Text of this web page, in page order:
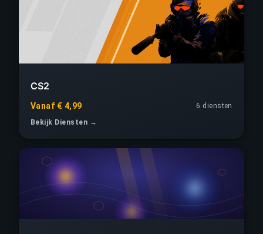
CS2
Vanaf € 4,99
6 diensten
Bekijk Diensten →